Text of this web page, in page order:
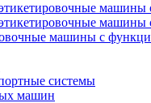
машины
машины
машины с
системы
машин